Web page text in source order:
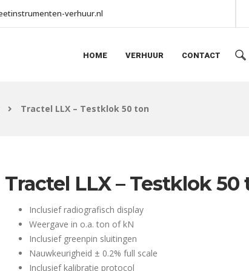
verhuur.nl
HOME VERHUUR CONTACT
Tractel LLX – Testklok 50 ton
Tractel LLX – Testklok 50
Inclusief radiografisch display
Weergave in o.a. ton of kN
Inclusief greenpin sluitingen
Nauwkeurigheid ± 0.2% full scale
Inclusief kalibratie protocol